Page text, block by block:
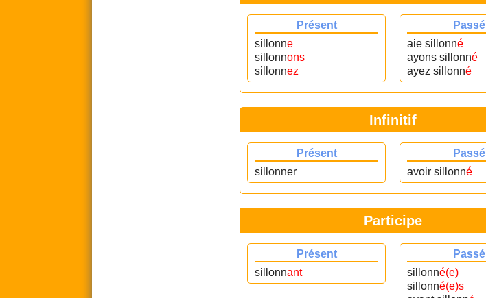
Présent
sillonne
sillonnons
sillonnez
Passé
aie sillonné
ayons sillonné
ayez sillonné
Infinitif
Présent
sillonner
Passé
avoir sillonné
Participe
Présent
sillonnant
Passé
sillonné(e)
sillonné(e)s